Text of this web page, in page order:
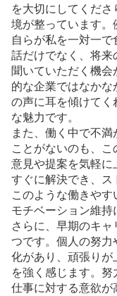
を大切にしてくだ
境が整っています。
自らが私を一対一
話だけでなく、将来
聞いていただく機
的な企業ではなかな
の声に耳を傾けてく
な魅力です。
また、働く中で不
ことがないのも、
意見や提案を気軽に
すぐに解決でき、ス
このような働きや
モチベーション維持
さらに、早期のキ
つです。個人の努力
化があり、頑張りが
を強く感じます。努
仕事に対する意欲が